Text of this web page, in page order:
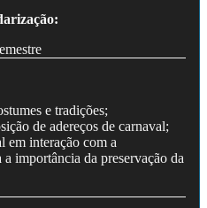
e tradições;
de adereços de carnaval;
em interação com a
importância da preservação da